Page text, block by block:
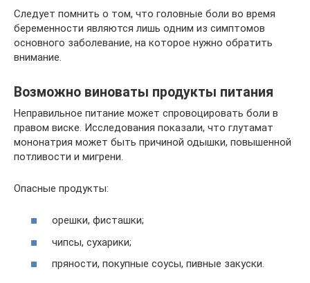
Следует помнить о том, что головные боли во время
беременности являются лишь одним из симптомов
основного заболевание, на которое нужно обратить
внимание.
Возможно виноваты продукты питания
Неправильное питание может спровоцировать боли в
правом виске. Исследования показали, что глутамат
мононатрия может быть причиной одышки, повышенной
потливости и мигрени.
Опасные продукты:
орешки, фисташки;
чипсы, сухарики;
пряности, покупные соусы, пивные закуски.